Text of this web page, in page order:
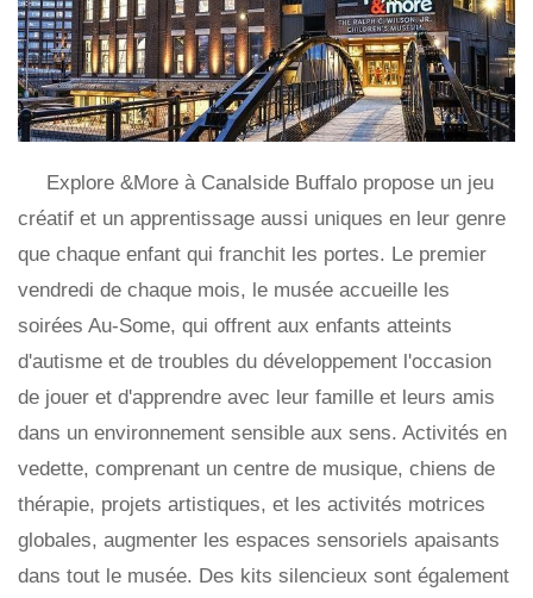
Explore &More à Canalside Buffalo propose un jeu
créatif et un apprentissage aussi uniques en leur genre
que chaque enfant qui franchit les portes. Le premier
vendredi de chaque mois, le musée accueille les
soirées Au-Some, qui offrent aux enfants atteints
d'autisme et de troubles du développement l'occasion
de jouer et d'apprendre avec leur famille et leurs amis
dans un environnement sensible aux sens. Activités en
vedette, comprenant un centre de musique, chiens de
thérapie, projets artistiques, et les activités motrices
globales, augmenter les espaces sensoriels apaisants
dans tout le musée. Des kits silencieux sont également